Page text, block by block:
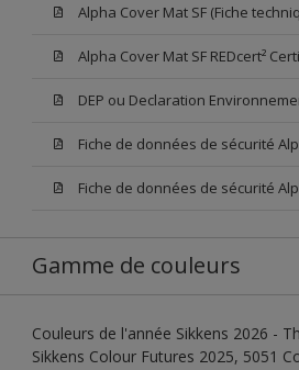
Alpha Cover Mat SF (Fiche
Alpha Cover Mat SF REDcert²
DEP ou Declaration
Gamme de couleurs
Couleurs de l'année Sikkens 2026 -
Sikkens Colour Futures 2025, 5051